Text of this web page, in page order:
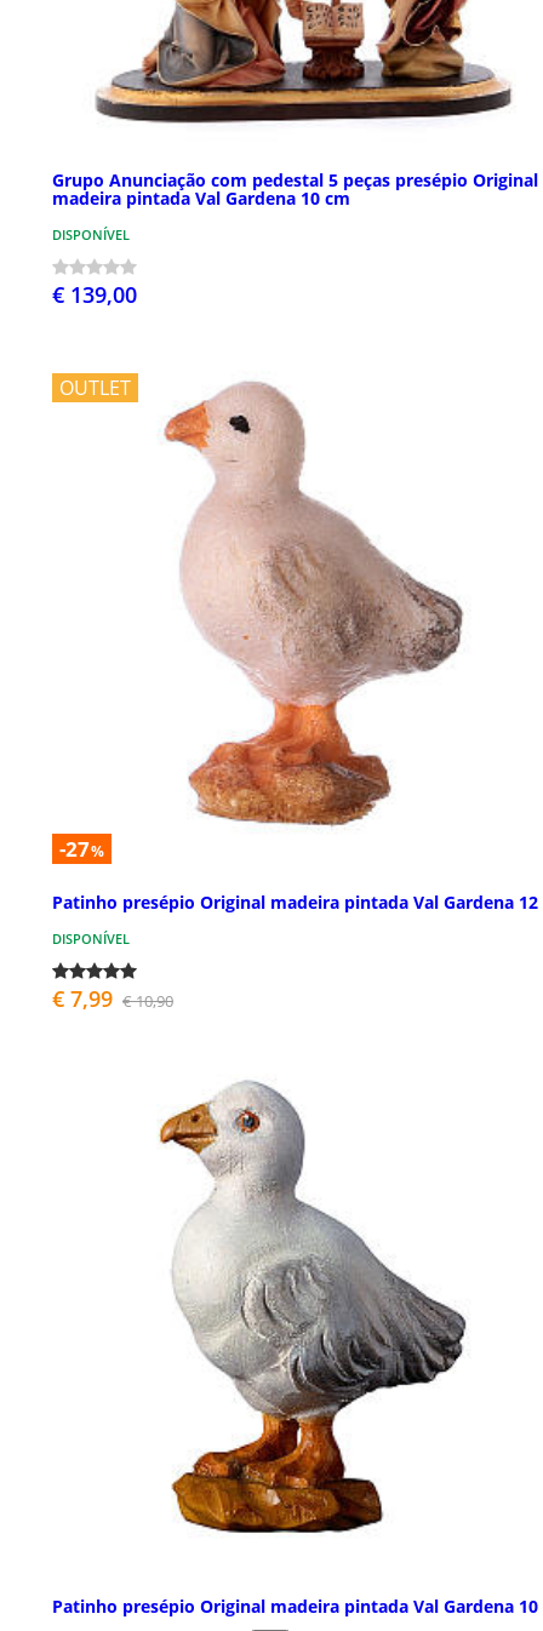
Grupo Anunciação com pedestal 5 peças presépio Original
madeira pintada Val Gardena 10 cm
DISPONÍVEL
€ 139,00
OUTLET
-27%
Patinho presépio Original madeira pintada Val Gardena 12
DISPONÍVEL
€ 7,99 € 10,90
Patinho presépio Original madeira pintada Val Gardena 10